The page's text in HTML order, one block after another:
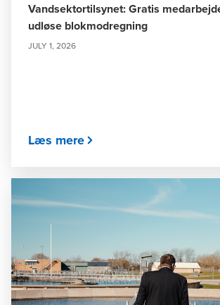
Vandsektortilsynet: Gratis
udløse blokmodregning
JULY 1, 2026
Læs mere